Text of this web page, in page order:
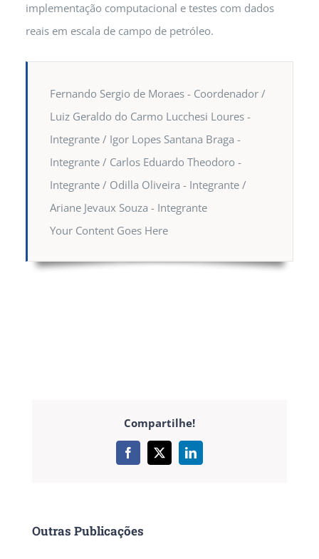
implementação computacional e testes com dados
reais em escala de campo de petróleo.
Fernando Sergio de Moraes - Coordenador /
Luiz Geraldo do Carmo Lucchesi Loures -
Integrante / Igor Lopes Santana Braga -
Integrante / Carlos Eduardo Theodoro -
Integrante / Odilla Oliveira - Integrante /
Ariane Jevaux Souza - Integrante
Your Content Goes Here
Compartilhe!
Outras Publicações